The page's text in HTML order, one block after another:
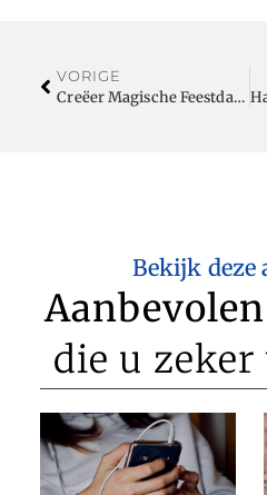
VORIGE
Creëer Magische Feestdagen met Kerst Artikelen en Betoverende Kerstpakketten
Bekijk deze
die u